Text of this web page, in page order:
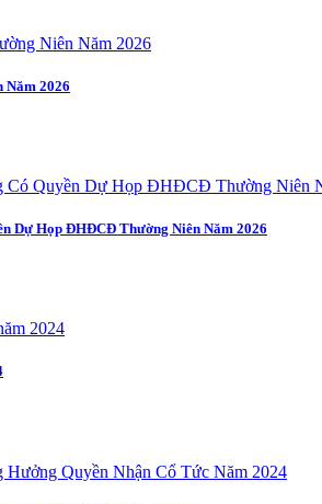
2026
Dự Họp ĐHĐCĐ Thường Niên Năm 2026